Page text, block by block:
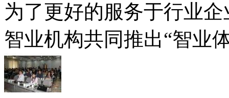
为了更好的服务于行业
智业机构共同推出“智业